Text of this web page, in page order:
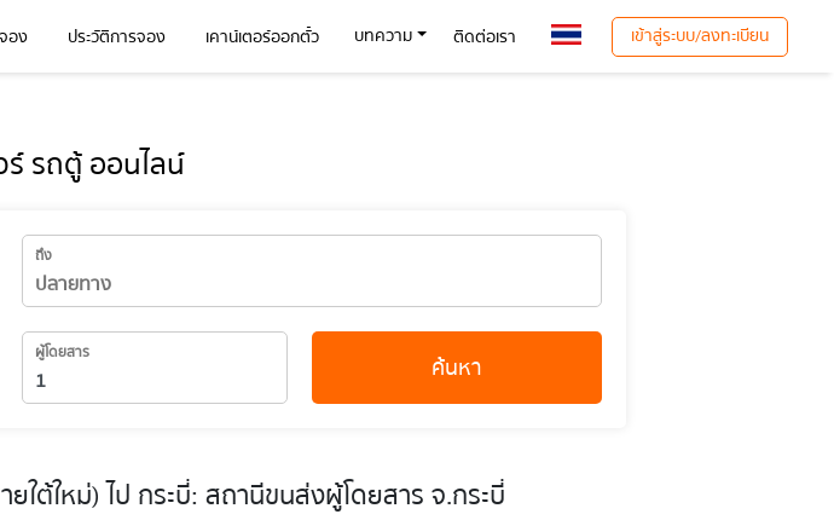
อง ประวัติการจอง เคาน์เตอร์ออกตั๋ว บทความ ติดต่อเรา เข้าสู่ระบบ/ลงทะเบียน
รถตู้ ออนไลน์
ถึง
ผู้โดยสาร ค้นหา
ต้ใหม่) ไป กระบี่: สถานีขนส่งผู้โดยสาร จ.กระบี่